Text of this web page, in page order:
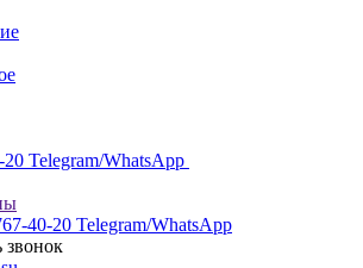
20 Telegram/WhatsApp
40-20 Telegram/WhatsApp
звонок